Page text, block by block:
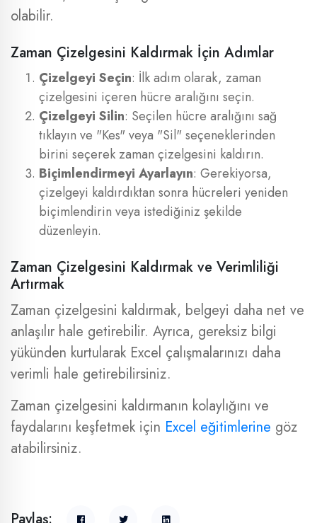
olabilir.
Zaman Çizelgesini Kaldırmak İçin Adımlar
Çizelgeyi Seçin: İlk adım olarak, zaman
çizelgesini içeren hücre aralığını seçin.
Çizelgeyi Silin: Seçilen hücre aralığını sağ
tıklayın ve "Kes" veya "Sil" seçeneklerinden
birini seçerek zaman çizelgesini kaldırın.
Biçimlendirmeyi Ayarlayın: Gerekiyorsa,
çizelgeyi kaldırdıktan sonra hücreleri yeniden
biçimlendirin veya istediğiniz şekilde
düzenleyin.
Zaman Çizelgesini Kaldırmak ve Verimliliği
Artırmak
Zaman çizelgesini kaldırmak, belgeyi daha net ve
anlaşılır hale getirebilir. Ayrıca, gereksiz bilgi
yükünden kurtularak Excel çalışmalarınızı daha
verimli hale getirebilirsiniz.
Zaman çizelgesini kaldırmanın kolaylığını ve
faydalarını keşfetmek için Excel eğitimlerine göz
atabilirsiniz.